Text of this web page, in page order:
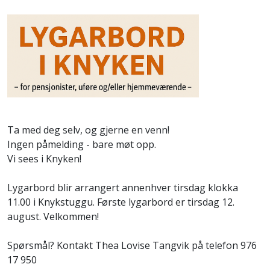
Ta med deg selv, og gjerne en venn!
Ingen påmelding - bare møt opp.
Vi sees i Knyken!
Lygarbord blir arrangert annenhver tirsdag klokka
11.00 i Knykstuggu. Første lygarbord er tirsdag 12.
august. Velkommen!
Spørsmål? Kontakt Thea Lovise Tangvik på telefon 976
17 950